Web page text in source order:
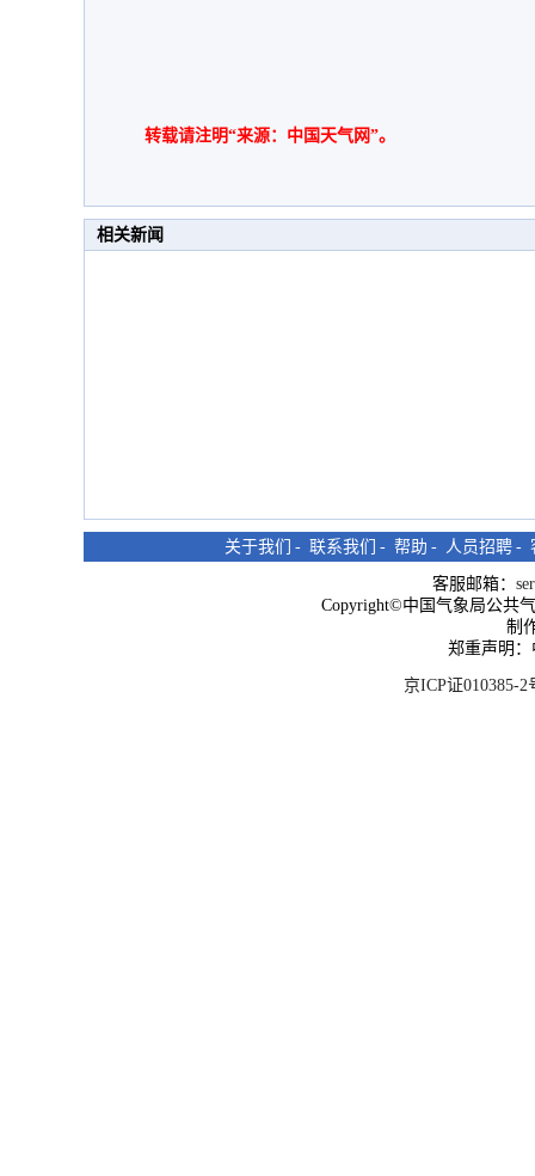
转载请注明“来源：中国天气网”。
相关新闻
关于我们 - 联系我们 - 帮助 - 人员招聘 -
客服邮箱：
Copyright©中国气象局公共
制
郑重声明
京ICP证010385-2